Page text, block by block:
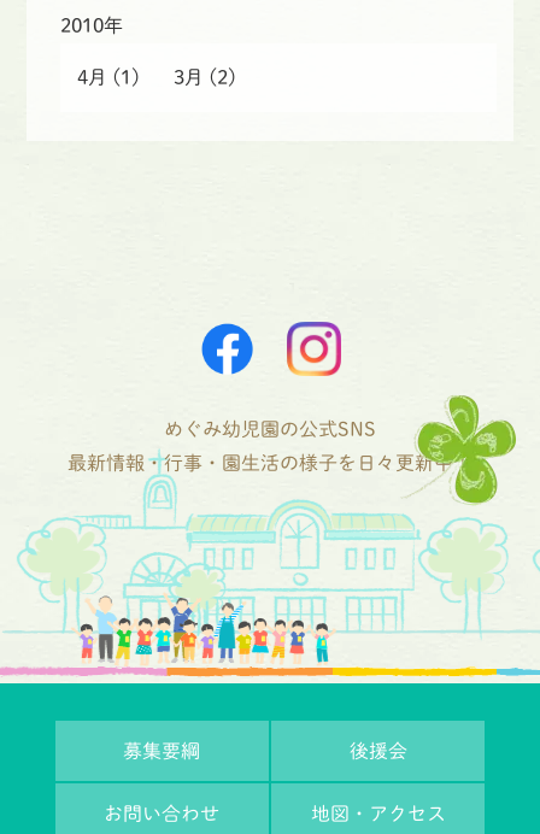
2010年
4月 (1) 3月 (2)
めぐみ幼児園の公式SNS
最新情報・行事・園生活の様子を日々更新中！
募集要綱 後援会
お問い合わせ 地図・アクセス